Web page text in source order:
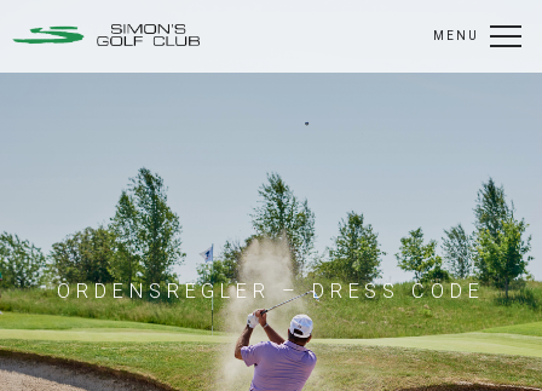
MENU
ORDENSREGLER – DRESS CODE